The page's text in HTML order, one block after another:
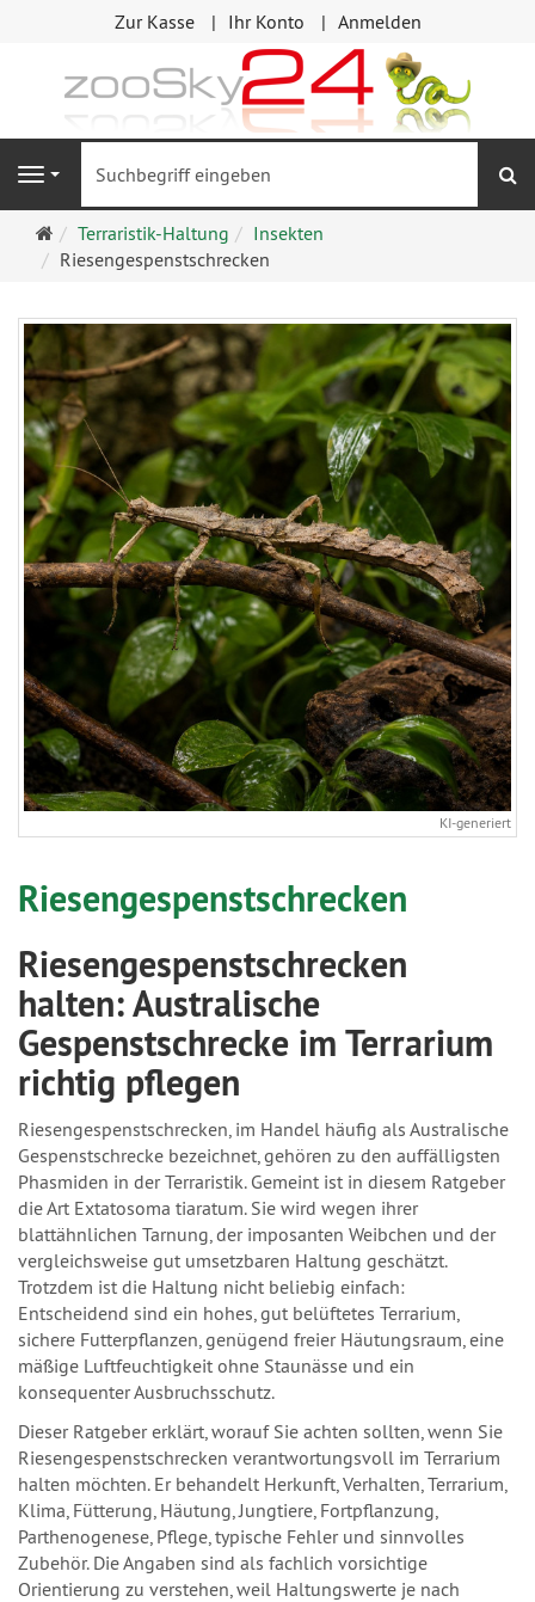
Zur Kasse Ihr Konto Anmelden
Navigation
Startseite
Terraristik-Haltung
Insekten
Riesengespenstschrecken
KI-generiert
Riesengespenstschrecken
Riesengespenstschrecken
halten: Australische
Gespenstschrecke im Terrarium
richtig pflegen
Riesengespenstschrecken, im Handel häufig als Australische
Gespenstschrecke bezeichnet, gehören zu den auffälligsten
Phasmiden in der Terraristik. Gemeint ist in diesem Ratgeber
die Art Extatosoma tiaratum. Sie wird wegen ihrer
blattähnlichen Tarnung, der imposanten Weibchen und der
vergleichsweise gut umsetzbaren Haltung geschätzt.
Trotzdem ist die Haltung nicht beliebig einfach:
Entscheidend sind ein hohes, gut belüftetes Terrarium,
sichere Futterpflanzen, genügend freier Häutungsraum, eine
mäßige Luftfeuchtigkeit ohne Staunässe und ein
konsequenter Ausbruchsschutz.
Dieser Ratgeber erklärt, worauf Sie achten sollten, wenn Sie
Riesengespenstschrecken verantwortungsvoll im Terrarium
halten möchten. Er behandelt Herkunft, Verhalten, Terrarium,
Klima, Fütterung, Häutung, Jungtiere, Fortpflanzung,
Parthenogenese, Pflege, typische Fehler und sinnvolles
Zubehör. Die Angaben sind als fachlich vorsichtige
Orientierung zu verstehen, weil Haltungswerte je nach